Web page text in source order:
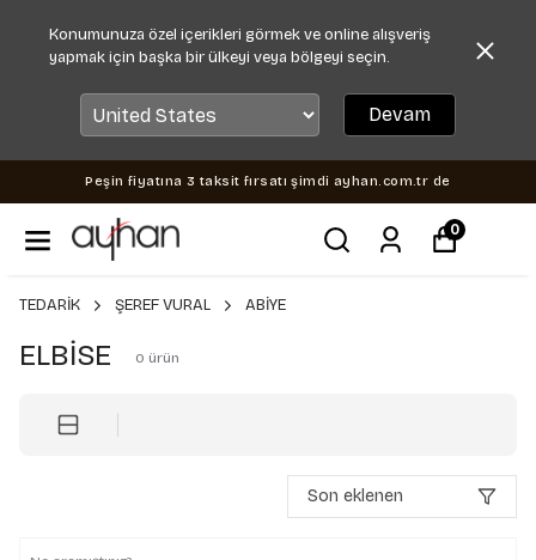
Konumunuza özel içerikleri görmek ve online alışveriş
yapmak için başka bir ülkeyi veya bölgeyi seçin.
Devam
Peşin fiyatına 3 taksit fırsatı şimdi ayhan.com.tr de
0
TEDARİK ŞEREF VURAL ABİYE
ELBİSE 0 ürün
Son eklenen